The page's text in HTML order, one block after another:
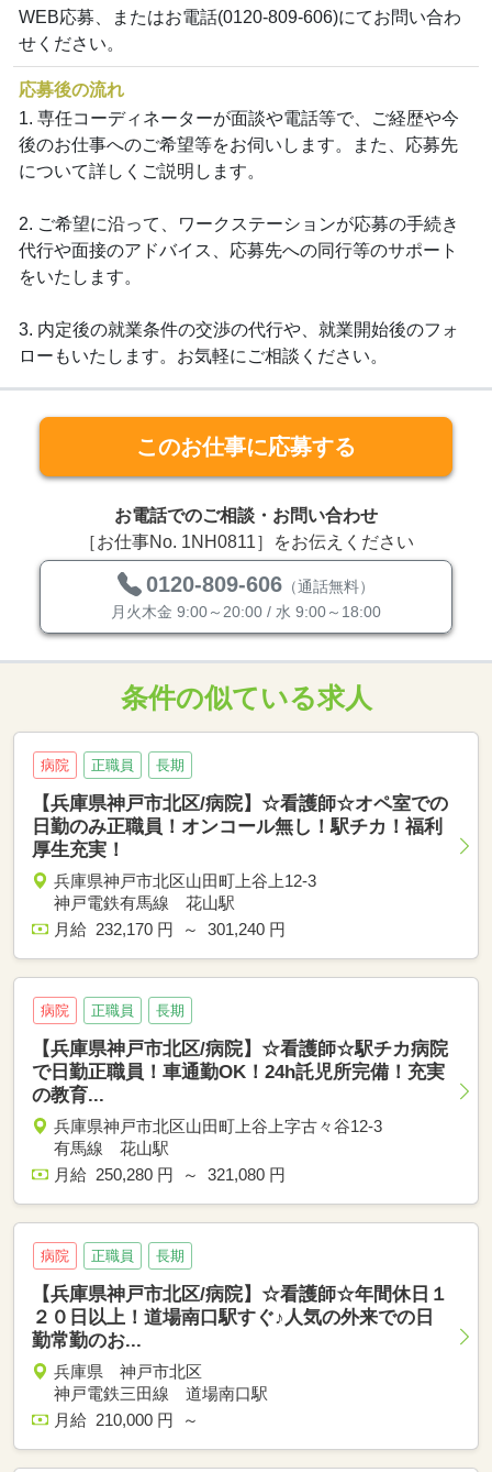
WEB応募、またはお電話(0120-809-606)にてお問い合わ
せください。
応募後の流れ
1. 専任コーディネーターが面談や電話等で、ご経歴や今
後のお仕事へのご希望等をお伺いします。また、応募先
について詳しくご説明します。
2. ご希望に沿って、ワークステーションが応募の手続き
代行や面接のアドバイス、応募先への同行等のサポート
をいたします。
3. 内定後の就業条件の交渉の代行や、就業開始後のフォ
ローもいたします。お気軽にご相談ください。
このお仕事に応募する
お電話でのご相談・お問い合わせ
［お仕事No. 1NH0811］をお伝えください
0120-809-606 （通話無料）
月火木金 9:00～20:00 / 水 9:00～18:00
条件の似ている求人
病院 正職員 長期
【兵庫県神戸市北区/病院】☆看護師☆オペ室での
日勤のみ正職員！オンコール無し！駅チカ！福利
厚生充実！
兵庫県神戸市北区山田町上谷上12-3
神戸電鉄有馬線 花山駅
月給 232,170 円 ～ 301,240 円
病院 正職員 長期
【兵庫県神戸市北区/病院】☆看護師☆駅チカ病院
で日勤正職員！車通勤OK！24h託児所完備！充実
の教育...
兵庫県神戸市北区山田町上谷上字古々谷12-3
有馬線 花山駅
月給 250,280 円 ～ 321,080 円
病院 正職員 長期
【兵庫県神戸市北区/病院】☆看護師☆年間休日１
２０日以上！道場南口駅すぐ♪人気の外来での日
勤常勤のお...
兵庫県 神戸市北区
神戸電鉄三田線 道場南口駅
月給 210,000 円 ～